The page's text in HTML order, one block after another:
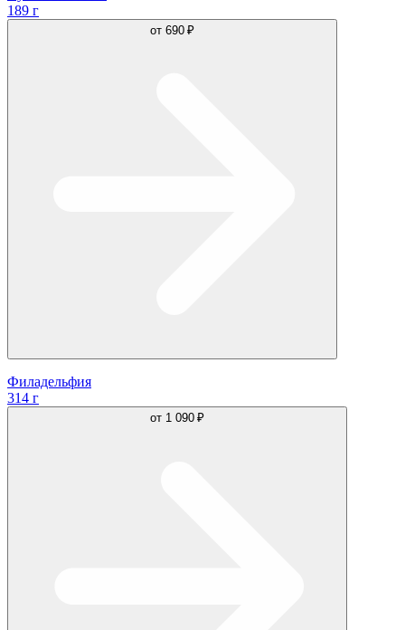
189 г
от 690 ₽
Филадельфия
314 г
от 1 090 ₽